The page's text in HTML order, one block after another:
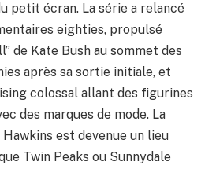
petit écran. La série a relancé
eighties, propulsé
de Kate Bush au sommet des
après sa sortie initiale, et
colossal allant des figurines
des marques de mode. La
est devenue un lieu
Twin Peaks ou Sunnydale